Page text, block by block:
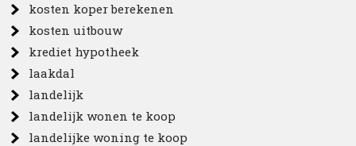
kosten koper berekenen
kosten uitbouw
krediet hypotheek
laakdal
landelijk
landelijk wonen te koop
landelijke woning te koop